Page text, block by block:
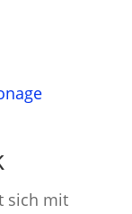
sich mit